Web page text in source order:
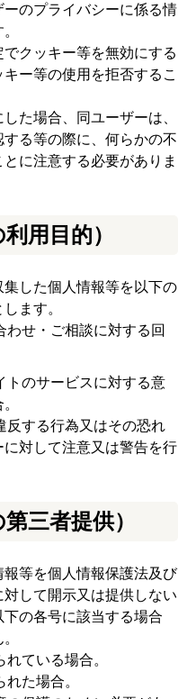
のプライバシーに係る情
クッキー等を無効にする
ー等の使用を拒否するこ
た場合、同ユーザーは、
る等の際に、何らかの不
に注意する必要がありま
用目的）
した個人情報等を以下の
ます。
せ・ご相談に対する回
のサービスに対する意
する行為又はその恐れ
対して注意又は警告を行
三者提供）
等を個人情報保護法及び
して開示又は提供しない
の各号に該当する場合
ている場合。
た場合。